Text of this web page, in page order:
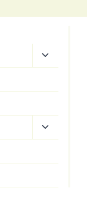
Toggle
child
Toggle
child